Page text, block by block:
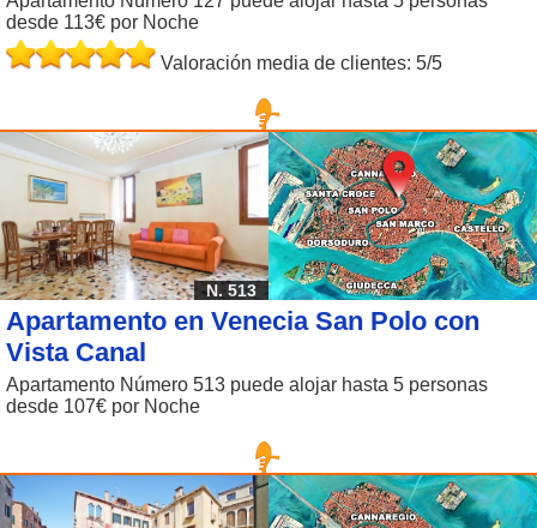
desde 113€ por Noche
Valoración media de clientes: 5/5
N. 513
Apartamento en Venecia San Polo con
Vista Canal
Apartamento Número 513 puede alojar hasta 5 personas
desde 107€ por Noche